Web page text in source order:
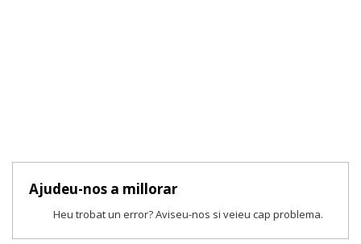
Ajudeu-nos a millorar
Heu trobat un error? Aviseu-nos si veieu cap problema.